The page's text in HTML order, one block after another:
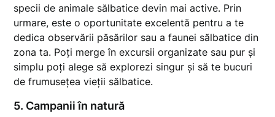
specii de animale sălbatice devin mai active. Prin
urmare, este o oportunitate excelentă pentru a te
dedica observării păsărilor sau a faunei sălbatice din
zona ta. Poți merge în excursii organizate sau pur și
simplu poți alege să explorezi singur și să te bucuri
de frumusețea vieții sălbatice.
5. Campanii în natură